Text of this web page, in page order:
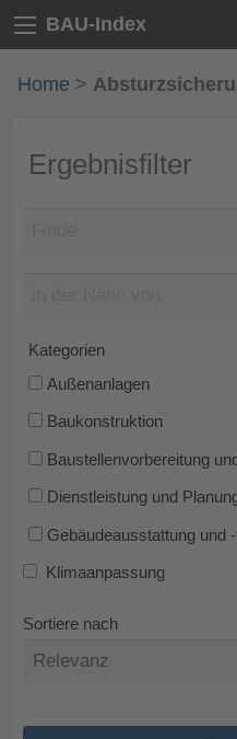
BAU-Index
Home >
Ergebnisfilter
Kategorien
Außenanlagen
Baukonstruktion
Baustellenvorbereitung
Dienstleistung und
Gebäudeausstattung und
Klimaanpassung
Sortiere nach